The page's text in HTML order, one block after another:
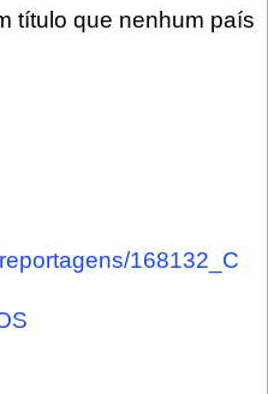
título que nenhum país
168132_C